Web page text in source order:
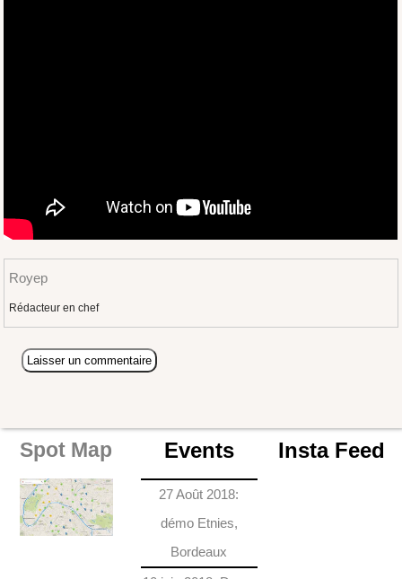
Royep
Rédacteur en chef
Spot Map Events
27 Août 2018:
démo Etnies,
Bordeaux
Insta Feed